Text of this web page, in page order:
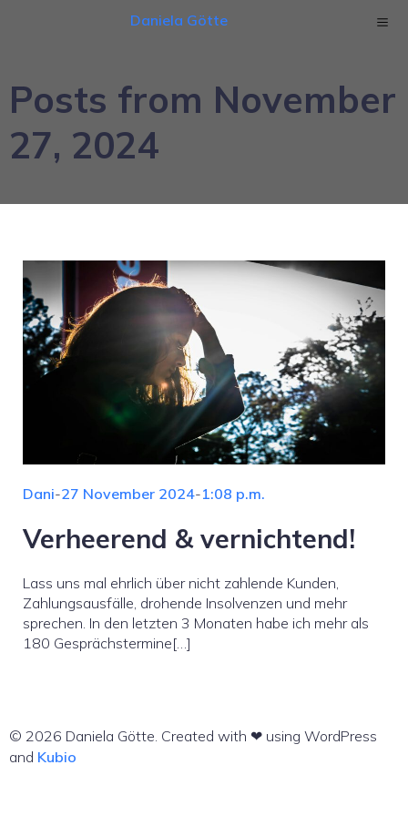
Daniela Götte
Posts from November
27, 2024
Dani-27 November 2024-1:08 p.m.
Verheerend & vernichtend!
Lass uns mal ehrlich über nicht zahlende Kunden,
Zahlungsausfälle, drohende Insolvenzen und mehr
sprechen. In den letzten 3 Monaten habe ich mehr als
180 Gesprächstermine[…]
© 2026 Daniela Götte. Created with ❤ using WordPress
and Kubio